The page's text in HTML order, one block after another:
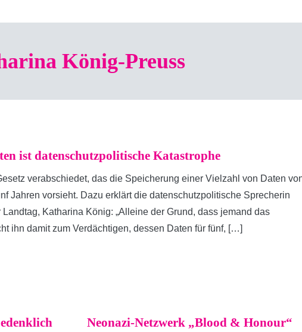
König-Preuss
ist datenschutzpolitische Katastrophe
verabschiedet, das die Speicherung einer Vielzahl von Daten
Jahren vorsieht. Dazu erklärt die datenschutzpolitische Sprecherin
Katharina König: „Alleine der Grund, dass jemand das
ihn damit zum Verdächtigen, dessen Daten für fünf, […]
Neonazi-Netzwerk „Blood & Honour“